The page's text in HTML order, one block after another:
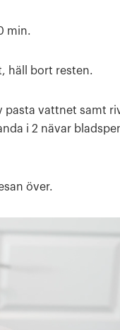
min.
häll bort resten.
pasta vattnet samt
i 2 nävar
över.